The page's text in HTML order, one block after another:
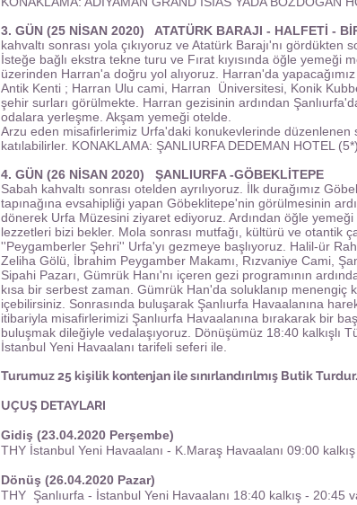
3. GÜN (25 NİSAN 2020) ATATÜRK BARAJI - HALFETİ -
kahvaltı sonrası yola çıkıyoruz ve Atatürk Barajı'nı gördükten
İsteğe bağlı ekstra tekne turu ve Fırat kıyısında öğle yemeği
üzerinden Harran'a doğru yol alıyoruz. Harran'da
Antik Kenti ; Harran Ulu cami, Harran Üniversitesi, Konik
şehir surları görülmekte. Harran gezisinin ardından
odalara yerleşme. Akşam yemeği otelde.
Arzu eden misafirlerimiz Urfa'daki konukevlerinde düzenlenen
katılabilirler. KONAKLAMA: ŞANLIURFA DEDEMAN HOTEL (5*)
4. GÜN (26 NİSAN 2020) ŞANLIURFA -GÖBEKLİTEPE
Sabah kahvaltı sonrası otelden ayrılıyoruz. İlk durağımız
tapınağına evsahipliği yapan Göbeklitepe'nin görülmesinin
dönerek Urfa Müzesini ziyaret ediyoruz. Ardından öğle yemeği
lezzetleri bizi bekler. Mola sonrası mutfağı, kültürü ve otantik
''Peygamberler Şehri'' Urfa'yı gezmeye başlıyoruz. Halil-ür
Zeliha Gölü, İbrahim Peygamber Makamı, Rızvaniye Cami,
Sipahi Pazarı, Gümrük Hanı'nı içeren gezi programının
kısa bir serbest zaman. Gümrük Han'da soluklanıp menengiç
içebilirsiniz. Sonrasında buluşarak Şanlıurfa Havaalanına
itibariyla misafirlerimizi Şanlıurfa Havaalanına bırakarak bir
buluşmak dileğiyle vedalaşıyoruz. Dönüşümüz 18:40 kalkışlı
İstanbul Yeni Havaalanı tarifeli seferi ile.
Turumuz 25 kişilik kontenjan ile sınırlandırılmış Butik Turdur.
UÇUŞ DETAYLARI
Gidiş (23.04.2020 Perşembe)
THY İstanbul Yeni Havaalanı - K.Maraş Havaalanı 09:00
Dönüş (26.04.2020 Pazar)
THY Şanlıurfa - İstanbul Yeni Havaalanı 18:40 kalkış - 20:45